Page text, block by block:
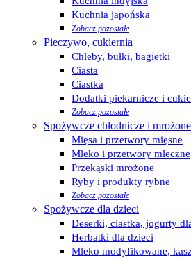
Kuchnia japońska
Zobacz pozostałe
Pieczywo, cukiernia
Chleby, bułki, bagietki
Ciasta
Ciastka
Dodatki piekarnicze i
Zobacz pozostałe
Spożywcze chłodnicze i mrożone
Mięsa i przetwory mięsne
Mleko i przetwory mleczne
Przekąski mrożone
Ryby i produkty rybne
Zobacz pozostałe
Spożywcze dla dzieci
Deserki, ciastka, jogurty
Herbatki dla dzieci
Mleko modyfikowane,